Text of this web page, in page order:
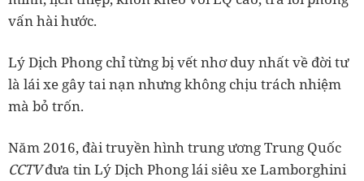
vấn hài hước.
Lý Dịch Phong chỉ từng bị vết nhơ duy nhất về đời tư
là lái xe gây tai nạn nhưng không chịu trách nhiệm
mà bỏ trốn.
Năm 2016, đài truyền hình trung ương Trung Quốc
CCTVđưa tin Lý Dịch Phong lái siêu xe Lamborghini